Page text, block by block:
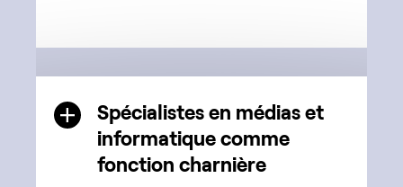
Spécialistes en médias et
informatique comme
fonction charnière